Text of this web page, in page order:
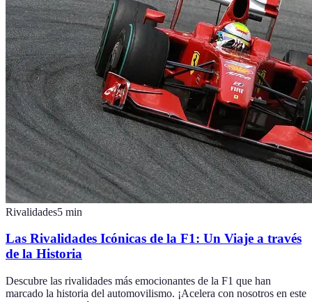
Rivalidades5 min
Las Rivalidades Icónicas de la F1: Un Viaje a través
de la Historia
Descubre las rivalidades más emocionantes de la F1 que han
marcado la historia del automovilismo. ¡Acelera con nosotros en este